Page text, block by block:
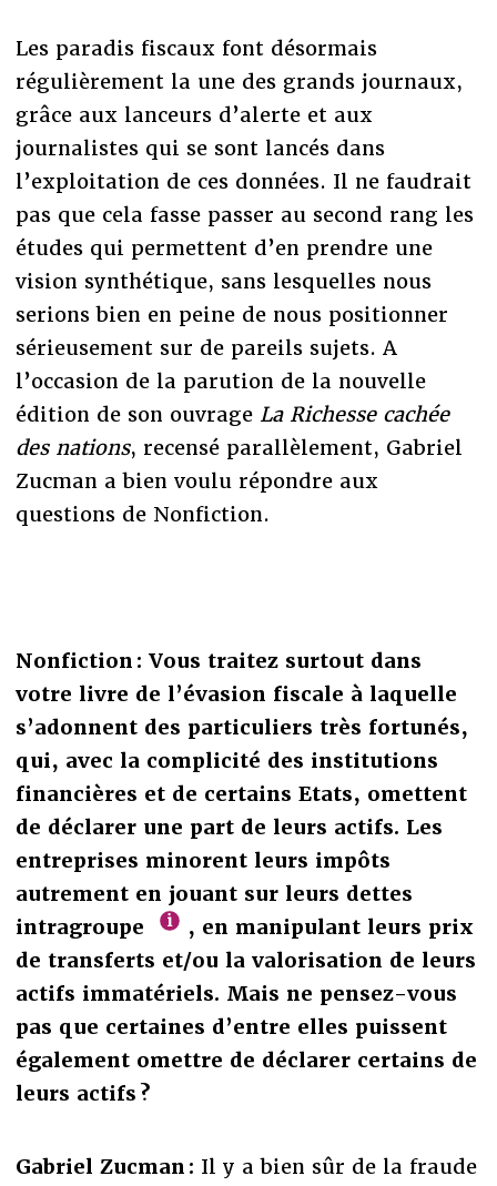
Les paradis fiscaux font désormais
régulièrement la une des grands journaux,
grâce aux lanceurs d’alerte et aux
journalistes qui se sont lancés dans
l’exploitation de ces données. Il ne faudrait
pas que cela fasse passer au second rang les
études qui permettent d’en prendre une
vision synthétique, sans lesquelles nous
serions bien en peine de nous positionner
sérieusement sur de pareils sujets. A
l’occasion de la parution de la nouvelle
édition de son ouvrage La Richesse cachée
des nations, recensé parallèlement, Gabriel
Zucman a bien voulu répondre aux
questions de Nonfiction.
Nonfiction : Vous traitez surtout dans
votre livre de l’évasion fiscale à laquelle
s’adonnent des particuliers très fortunés,
qui, avec la complicité des institutions
financières et de certains Etats, omettent
de déclarer une part de leurs actifs. Les
entreprises minorent leurs impôts
autrement en jouant sur leurs dettes
intragroupe
, en manipulant leurs prix
de transferts et/ou la valorisation de leurs
actifs immatériels. Mais ne pensez-vous
pas que certaines d’entre elles puissent
également omettre de déclarer certains de
leurs actifs ?
Gabriel Zucman : Il y a bien sûr de la fraude